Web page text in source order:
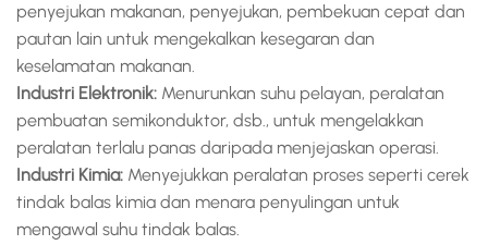
penyejukan makanan, penyejukan, pembekuan cepat dan
pautan lain untuk mengekalkan kesegaran dan
keselamatan makanan.
Industri Elektronik: Menurunkan suhu pelayan, peralatan
pembuatan semikonduktor, dsb., untuk mengelakkan
peralatan terlalu panas daripada menjejaskan operasi.
Industri Kimia: Menyejukkan peralatan proses seperti cerek
tindak balas kimia dan menara penyulingan untuk
mengawal suhu tindak balas.